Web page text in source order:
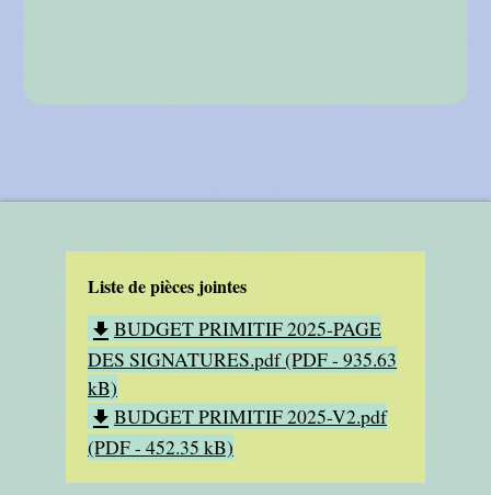
Liste de pièces jointes
file_download BUDGET PRIMITIF 2025-PAGE
DES SIGNATURES.pdf (PDF - 935.63
kB)
file_download BUDGET PRIMITIF 2025-V2.pdf
(PDF - 452.35 kB)